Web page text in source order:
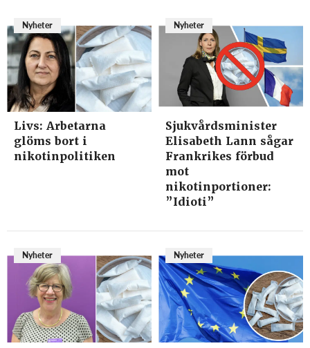
Nyheter
Livs: Arbetarna
glöms bort i
nikotinpolitiken
Nyheter
Sjukvårdsminister
Elisabeth Lann sågar
Frankrikes förbud
mot
nikotinportioner:
”Idioti”
Nyheter Nyheter